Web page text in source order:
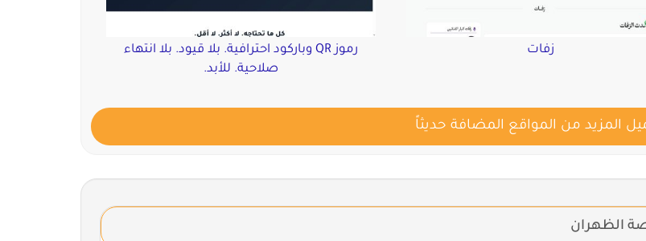
زفات
رموز QR وباركود احترافية. بلا قيود. بلا انتهاء
صلاحية. للأبد.
المزيد من المواقع المضافة حديثاً
الظهران